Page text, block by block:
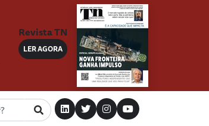
Revista TN
LER AGORA